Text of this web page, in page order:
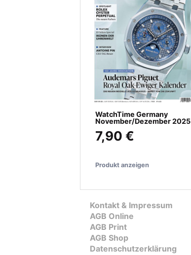
WatchTime Germany
November/Dezember 2025
7,90 €
Produkt anzeigen
Kontakt & Impressum
AGB Online
AGB Print
AGB Shop
Datenschutzerklärung